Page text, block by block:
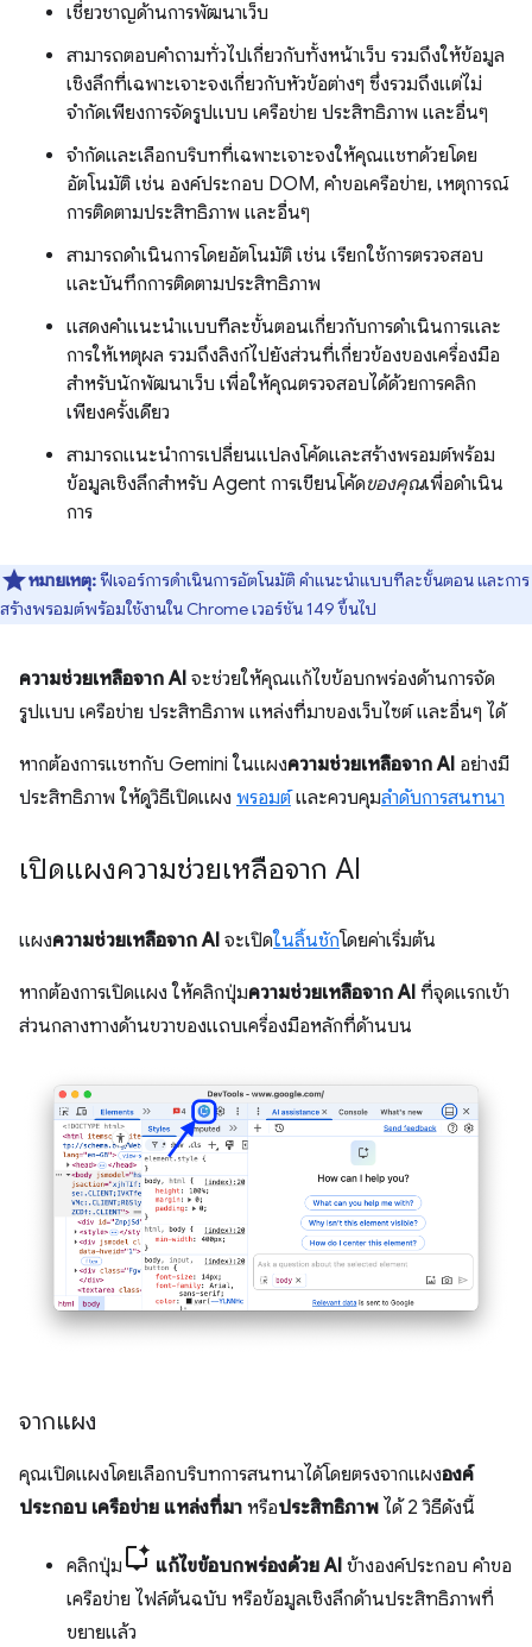
เชี่ยวชาญด้านการพัฒนาเว็บ
สามารถตอบคำถามทั่วไปเกี่ยวกับทั้งหน้าเว็บ รวมถึงให้ข้อมูล
เชิงลึกที่เฉพาะเจาะจงเกี่ยวกับหัวข้อต่างๆ ซึ่งรวมถึงแต่ไม่
จำกัดเพียงการจัดรูปแบบ เครือข่าย ประสิทธิภาพ และอื่นๆ
จำกัดและเลือกบริบทที่เฉพาะเจาะจงให้คุณแชทด้วยโดย
อัตโนมัติ เช่น องค์ประกอบ DOM, คำขอเครือข่าย, เหตุการณ์
การติดตามประสิทธิภาพ และอื่นๆ
สามารถดำเนินการโดยอัตโนมัติ เช่น เรียกใช้การตรวจสอบ
และบันทึกการติดตามประสิทธิภาพ
แสดงคำแนะนำแบบทีละขั้นตอนเกี่ยวกับการดำเนินการและ
การให้เหตุผล รวมถึงลิงก์ไปยังส่วนที่เกี่ยวข้องของเครื่องมือ
สำหรับนักพัฒนาเว็บ เพื่อให้คุณตรวจสอบได้ด้วยการคลิก
เพียงครั้งเดียว
สามารถแนะนำการเปลี่ยนแปลงโค้ดและสร้างพรอมต์พร้อม
ข้อมูลเชิงลึกสำหรับ Agent การเขียนโค้ดของคุณเพื่อดำเนิน
การ
หมายเหตุ:ฟีเจอร์การดำเนินการอัตโนมัติ คำแนะนำแบบทีละขั้นตอน และการ
สร้างพรอมต์พร้อมใช้งานใน Chrome เวอร์ชัน 149 ขึ้นไป
ความช่วยเหลือจาก AI จะช่วยให้คุณแก้ไขข้อบกพร่องด้านการจัด
รูปแบบ เครือข่าย ประสิทธิภาพ แหล่งที่มาของเว็บไซต์ และอื่นๆ ได้
หากต้องการแชทกับ Gemini ในแผงความช่วยเหลือจาก AI อย่างมี
ประสิทธิภาพ ให้ดูวิธีเปิดแผง พรอมต์และควบคุมลำดับการสนทนา
เปิดแผงความช่วยเหลือจาก AI
แผงความช่วยเหลือจาก AI จะเปิดในลิ้นชักโดยค่าเริ่มต้น
หากต้องการเปิดแผง ให้คลิกปุ่มความช่วยเหลือจาก AI ที่จุดแรกเข้า
ส่วนกลางทางด้านขวาของแถบเครื่องมือหลักที่ด้านบน
จากแผง
คุณเปิดแผงโดยเลือกบริบทการสนทนาได้โดยตรงจากแผงองค์
ประกอบ เครือข่าย แหล่งที่มา หรือประสิทธิภาพ ได้ 2 วิธีดังนี้
คลิกปุ่ม แก้ไขข้อบกพร่องด้วย AI ข้างองค์ประกอบ คำขอ
เครือข่าย ไฟล์ต้นฉบับ หรือข้อมูลเชิงลึกด้านประสิทธิภาพที่
ขยายแล้ว